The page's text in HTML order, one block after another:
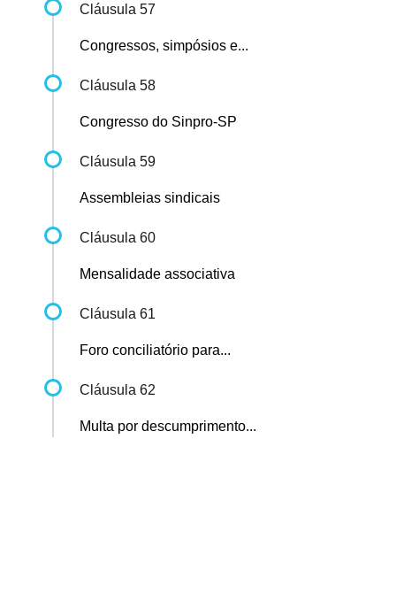
Cláusula 57
Congressos, simpósios e...
Cláusula 58
Congresso do Sinpro-SP
Cláusula 59
Assembleias sindicais
Cláusula 60
Mensalidade associativa
Cláusula 61
Foro conciliatório para...
Cláusula 62
Multa por descumprimento...